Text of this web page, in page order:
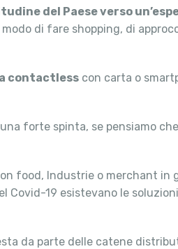
del Paese verso
di fare shopping, di
contactless con carta o
forte spinta, se pensiamo
food, Industrie o merchant in
Covid-19 esistevano le
da parte delle catene